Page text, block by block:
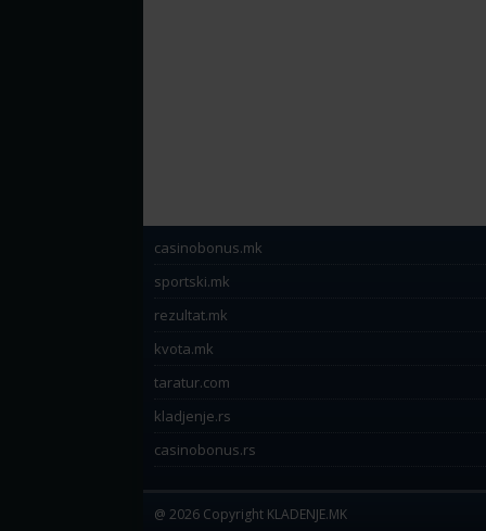
casinobonus.mk
sportski.mk
rezultat.mk
kvota.mk
taratur.com
kladjenje.rs
casinobonus.rs
@ 2026 Copyright KLADENJE.MK